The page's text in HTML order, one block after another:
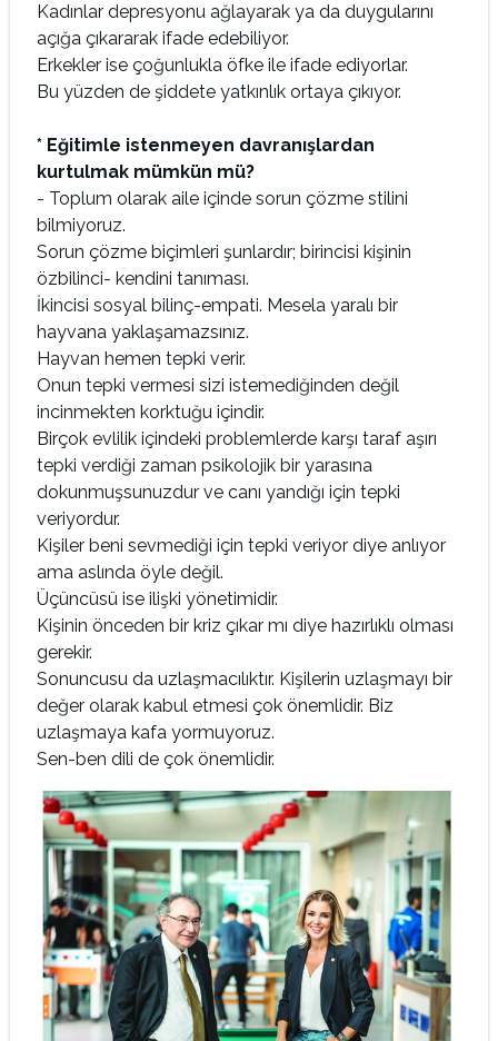
Kadınlar depresyonu ağlayarak ya da duygularını
açığa çıkararak ifade edebiliyor.
Erkekler ise çoğunlukla öfke ile ifade ediyorlar.
Bu yüzden de şiddete yatkınlık ortaya çıkıyor.
* Eğitimle istenmeyen davranışlardan
kurtulmak mümkün mü?
- Toplum olarak aile içinde sorun çözme stilini
bilmiyoruz.
Sorun çözme biçimleri şunlardır; birincisi kişinin
özbilinci- kendini tanıması.
İkincisi sosyal bilinç-empati. Mesela yaralı bir
hayvana yaklaşamazsınız.
Hayvan hemen tepki verir.
Onun tepki vermesi sizi istemediğinden değil
incinmekten korktuğu içindir.
Birçok evlilik içindeki problemlerde karşı taraf aşırı
tepki verdiği zaman psikolojik bir yarasına
dokunmuşsunuzdur ve canı yandığı için tepki
veriyordur.
Kişiler beni sevmediği için tepki veriyor diye anlıyor
ama aslında öyle değil.
Üçüncüsü ise ilişki yönetimidir.
Kişinin önceden bir kriz çıkar mı diye hazırlıklı olması
gerekir.
Sonuncusu da uzlaşmacılıktır. Kişilerin uzlaşmayı bir
değer olarak kabul etmesi çok önemlidir. Biz
uzlaşmaya kafa yormuyoruz.
Sen-ben dili de çok önemlidir.